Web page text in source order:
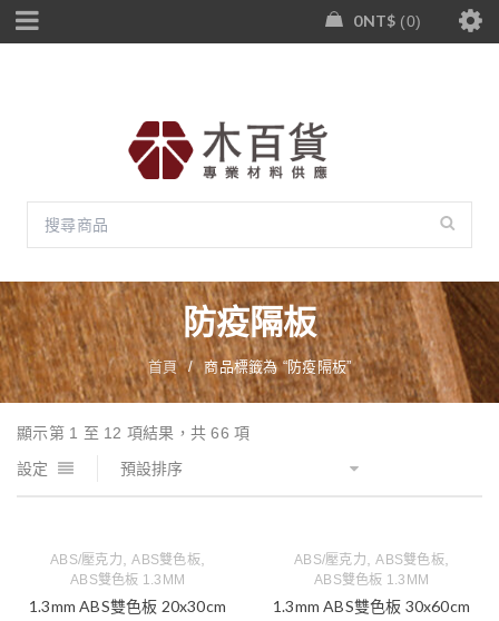
0NT$ 0
防疫隔板
首頁 / 商品標籤為 “防疫隔板”
顯示第 1 至 12 項結果，共 66 項
設定
預設排序
ABS/壓克力 ,ABS雙色板,
ABS雙色板 1.3MM
1.3mm ABS雙色板 20x30cm
ABS/壓克力 ,ABS雙色板,
ABS雙色板 1.3MM
1.3mm ABS雙色板 30x60cm